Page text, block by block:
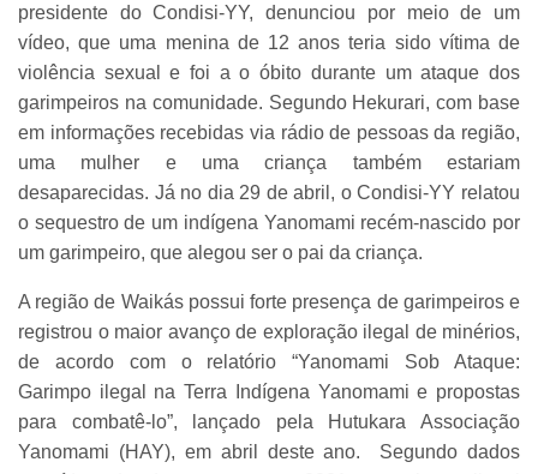
presidente do Condisi-YY, denunciou por meio de um
vídeo, que uma menina de 12 anos teria sido vítima de
violência sexual e foi a o óbito durante um ataque dos
garimpeiros na comunidade. Segundo Hekurari, com base
em informações recebidas via rádio de pessoas da região,
uma mulher e uma criança também estariam
desaparecidas. Já no dia 29 de abril, o Condisi-YY relatou
o sequestro de um indígena Yanomami recém-nascido por
um garimpeiro, que alegou ser o pai da criança.
A região de Waikás possui forte presença de garimpeiros e
registrou o maior avanço de exploração ilegal de minérios,
de acordo com o relatório “Yanomami Sob Ataque:
Garimpo ilegal na Terra Indígena Yanomami e propostas
para combatê-lo”, lançado pela Hutukara Associação
Yanomami (HAY), em abril deste ano. Segundo dados